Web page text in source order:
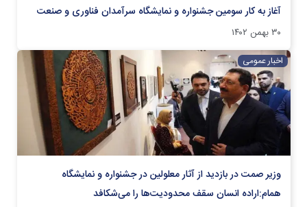
آغاز به کار سومین جشنواره و نمایشگاه سرآمدان فناوری و صنعت
۳۰ بهمن ۱۴۰۲
اخبار عمومی
وزیر صمت در بازدید از آثار معلولین در جشنواره و نمایشگاه
همام:اراده انسان سقف محدودیت‌ها را می‌شکافد